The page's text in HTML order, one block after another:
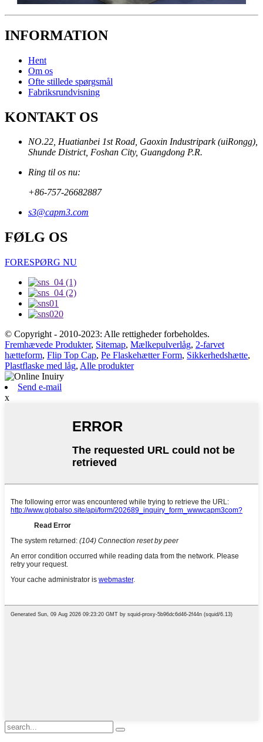
INFORMATION
Hent
Om os
Ofte stillede spørgsmål
Fabriksrundvisning
KONTAKT OS
NO.22, Huatianbei 1st Road, Gaoxin Industripark (uiRongg),
Shunde District, Foshan City, Guangdong P.R.
Ring til os nu:
+86-757-26682887
s3@capm3.com
FØLG OS
FORESPØRG NU
© Copyright - 2010-2023: Alle rettigheder forbeholdes.
Fremhævede Produkter, Sitemap, Mælkepulverlåg, 2-farvet
hætteform, Flip Top Cap, Pe Flaskehætter Form, Sikkerhedshætte,
Plastflaske med låg, Alle produkter
Send e-mail
x